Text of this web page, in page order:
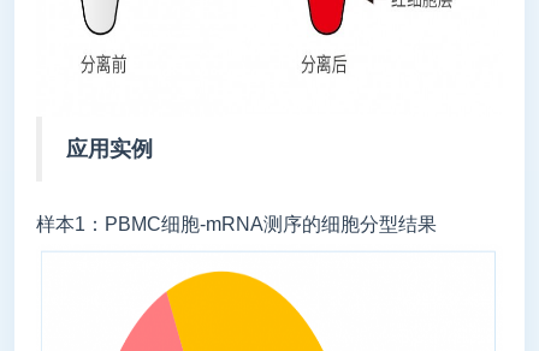
应用实例
样本1：PBMC细胞-mRNA测序的细胞分型结果